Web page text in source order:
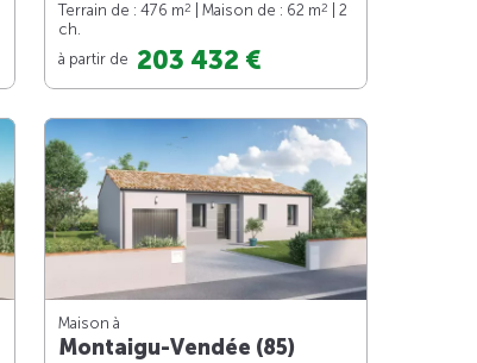
Terrain de : 476 m2 | Maison de : 62 m2
| 2
ch.
à partir de 203 432 €
Maison à
Montaigu-Vendée (85)